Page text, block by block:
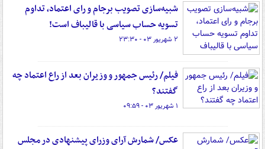
شبیه‌سازی تصویب برجام و رای اعتماد، تداوم
تسویه حساب‌ سیاسی با قالیباف است!‌
۲ شهریور ۰۳ - ۲۳:۳۰
فیلم/ رئیس جمهور و وزیران بعد از راع اعتماد چه
گفتند؟
۱ شهریور ۰۳ - ۰۹:۵۹
عکس/ شمارش آرای وزرای پیشنهادی در مجلس